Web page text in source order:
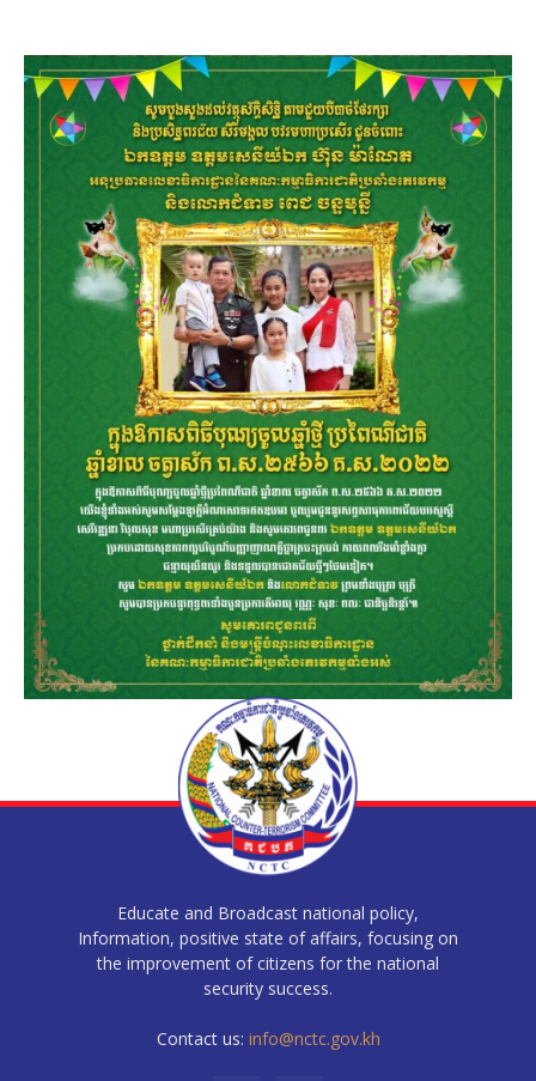
Educate and Broadcast national policy,
Information, positive state of affairs, focusing on
the improvement of citizens for the national
security success.
Contact us: info@nctc.gov.kh